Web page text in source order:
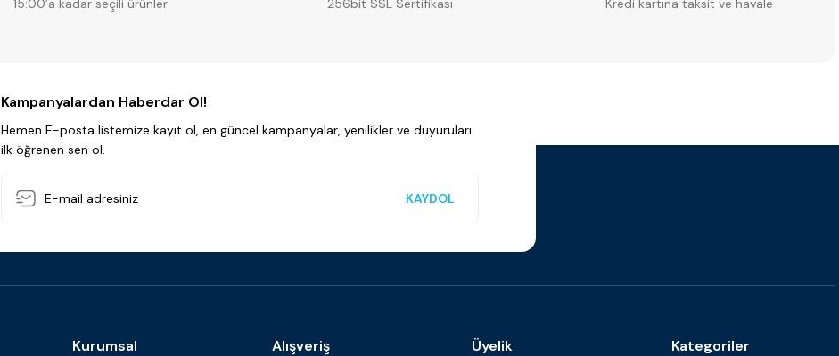
15:00’a kadar seçili ürünler 256bit SSL Sertifikası Kredi kartına taksit ve havale
Kampanyalardan Haberdar Ol!
Hemen E-posta listemize kayıt ol, en güncel kampanyalar, yenilikler ve duyuruları
ilk öğrenen sen ol.
KAYDOL
Kurumsal Alışveriş Üyelik Kategoriler